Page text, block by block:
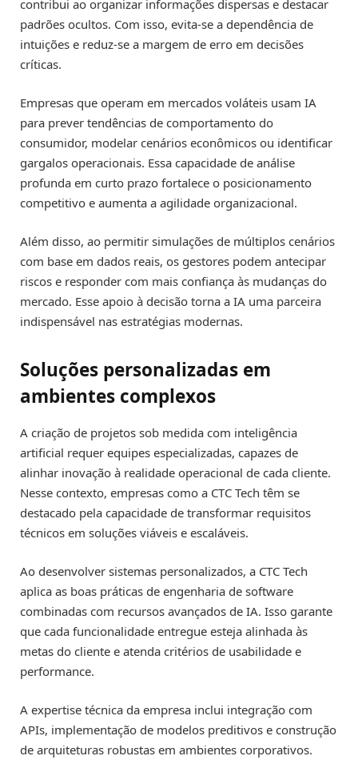
contribui ao organizar informações dispersas e destacar
padrões ocultos. Com isso, evita-se a dependência de
intuições e reduz-se a margem de erro em decisões
críticas.
Empresas que operam em mercados voláteis usam IA
para prever tendências de comportamento do
consumidor, modelar cenários econômicos ou identificar
gargalos operacionais. Essa capacidade de análise
profunda em curto prazo fortalece o posicionamento
competitivo e aumenta a agilidade organizacional.
Além disso, ao permitir simulações de múltiplos cenários
com base em dados reais, os gestores podem antecipar
riscos e responder com mais confiança às mudanças do
mercado. Esse apoio à decisão torna a IA uma parceira
indispensável nas estratégias modernas.
Soluções personalizadas em
ambientes complexos
A criação de projetos sob medida com inteligência
artificial requer equipes especializadas, capazes de
alinhar inovação à realidade operacional de cada cliente.
Nesse contexto, empresas como a CTC Tech têm se
destacado pela capacidade de transformar requisitos
técnicos em soluções viáveis e escaláveis.
Ao desenvolver sistemas personalizados, a CTC Tech
aplica as boas práticas de engenharia de software
combinadas com recursos avançados de IA. Isso garante
que cada funcionalidade entregue esteja alinhada às
metas do cliente e atenda critérios de usabilidade e
performance.
A expertise técnica da empresa inclui integração com
APIs, implementação de modelos preditivos e construção
de arquiteturas robustas em ambientes corporativos.